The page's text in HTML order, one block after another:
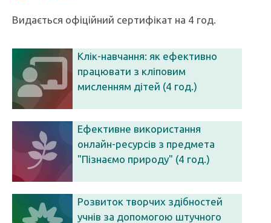
Видається офіційний сертифікат на 4 год.
Клік-навчання: як ефективно
працювати з кліповим
мисленням дітей (4 год.)
Ефективне використання
онлайн-ресурсів з предмета
"Пізнаємо природу" (4 год.)
Розвиток творчих здібностей
учнів за допомогою штучного